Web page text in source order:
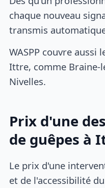
chaque nouveau
transmis
WASPP couvre aussi
Ittre, comme Braine-
Nivelles.
Prix d'une
de guêpes à
Le prix d'une
et de l'accessibilité